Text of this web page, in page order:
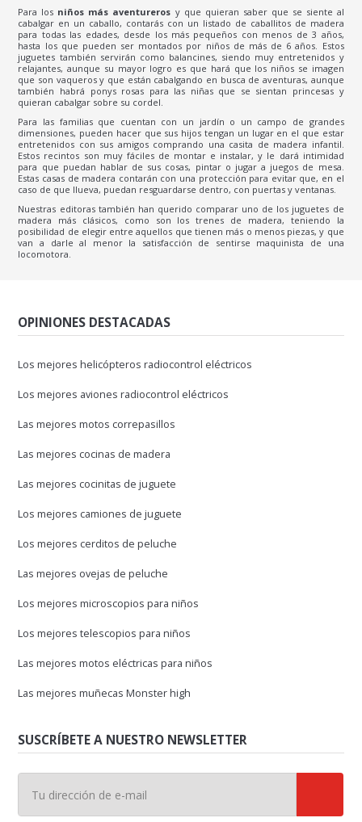
Para los niños más aventureros y que quieran saber que se siente al
cabalgar en un caballo, contarás con un listado de caballitos de madera
para todas las edades, desde los más pequeños con menos de 3 años,
hasta los que pueden ser montados por niños de más de 6 años. Estos
juguetes también servirán como balancines, siendo muy entretenidos y
relajantes, aunque su mayor logro es que hará que los niños se imagen
que son vaqueros y que están cabalgando en busca de aventuras, aunque
también habrá ponys rosas para las niñas que se sientan princesas y
quieran cabalgar sobre su cordel.
Para las familias que cuentan con un jardín o un campo de grandes
dimensiones, pueden hacer que sus hijos tengan un lugar en el que estar
entretenidos con sus amigos comprando una casita de madera infantil.
Estos recintos son muy fáciles de montar e instalar, y le dará intimidad
para que puedan hablar de sus cosas, pintar o jugar a juegos de mesa.
Estas casas de madera contarán con una protección para evitar que, en el
caso de que llueva, puedan resguardarse dentro, con puertas y ventanas.
Nuestras editoras también han querido comparar uno de los juguetes de
madera más clásicos, como son los trenes de madera, teniendo la
posibilidad de elegir entre aquellos que tienen más o menos piezas, y que
van a darle al menor la satisfacción de sentirse maquinista de una
locomotora.
OPINIONES DESTACADAS
Los mejores helicópteros radiocontrol eléctricos
Los mejores aviones radiocontrol eléctricos
Las mejores motos correpasillos
Las mejores cocinas de madera
Las mejores cocinitas de juguete
Los mejores camiones de juguete
Los mejores cerditos de peluche
Las mejores ovejas de peluche
Los mejores microscopios para niños
Los mejores telescopios para niños
Las mejores motos eléctricas para niños
Las mejores muñecas Monster high
SUSCRÍBETE A NUESTRO NEWSLETTER